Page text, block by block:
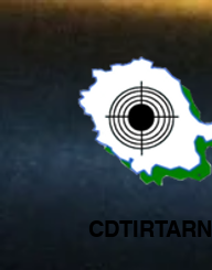
CDTIRTARN